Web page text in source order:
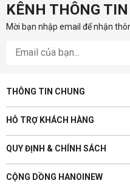
KÊNH THÔNG TIN
Mời bạn nhập email để nhận
THÔNG TIN CHUNG
HỖ TRỢ KHÁCH HÀNG
QUY ĐỊNH & CHÍNH SÁCH
CỘNG DỒNG HANOINEW